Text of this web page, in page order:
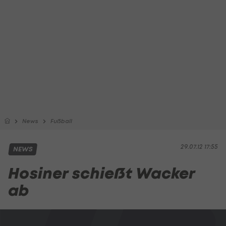
News Fußball
29.07.12 17:55
NEWS
Hosiner schießt Wacker
ab